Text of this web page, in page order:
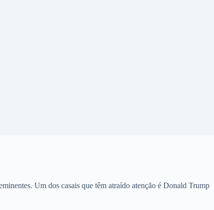
Um dos casais que têm atraído atenção é Donald Trump